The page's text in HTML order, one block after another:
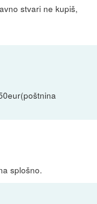
stvari ne kupiš,
splošno.